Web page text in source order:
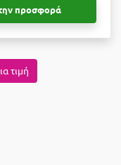
προσφορά
τιμή